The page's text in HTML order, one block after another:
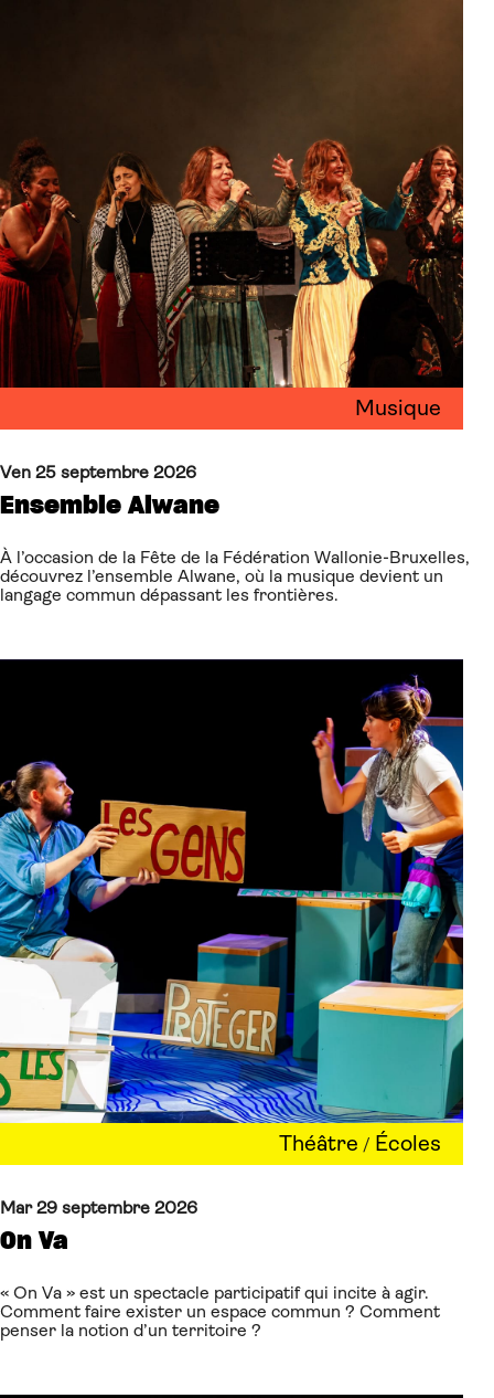
Musique
Ven 25 septembre 2026
Ensemble Alwane
À l’occasion de la Fête de la Fédération Wallonie-Bruxelles,
découvrez l’ensemble Alwane, où la musique devient un
langage commun dépassant les frontières.
Théâtre / Écoles
Mar 29 septembre 2026
On Va
« On Va » est un spectacle participatif qui incite à agir.
Comment faire exister un espace commun ? Comment
penser la notion d’un territoire ?